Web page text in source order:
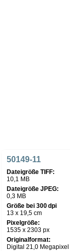
50149-11
Dateigröße TIFF:
10,1 MB
Dateigröße JPEG:
0,3 MB
Größe bei 300 dpi
13 x 19,5 cm
Pixelgröße:
1535 x 2303 px
Originalformat:
Digital 21,0 Megapixel